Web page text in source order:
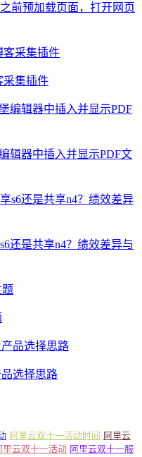
之前预加载页面，打开网页
采集插件
辑器中插入并显示PDF文
还是共享n4？绩效差异与
选择思路
阿里云双十一活动时间 阿里云
里云双十一活动 阿里云双十一服